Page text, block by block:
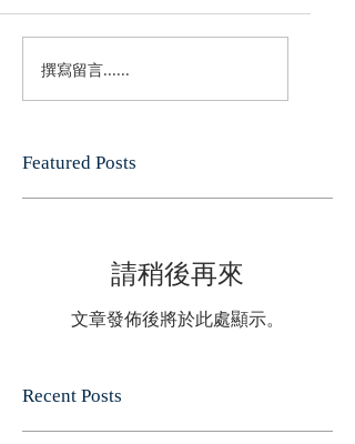
撰寫留言......
Featured Posts
請稍後再來
文章發佈後將於此處顯示。
Recent Posts